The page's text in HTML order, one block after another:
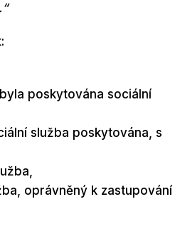
poskytována sociální
služba poskytována, s
oprávněný k zastupování